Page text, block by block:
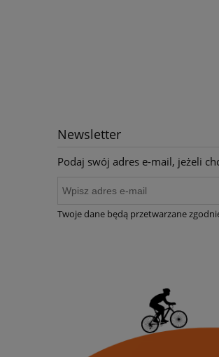
Newsletter
Podaj swój adres e-mail, jeżeli
Twoje dane będą przetwarzane